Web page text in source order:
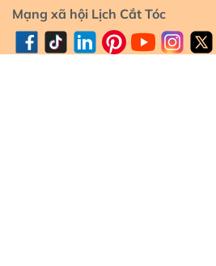
Mạng xã hội Lịch Cắt Tóc